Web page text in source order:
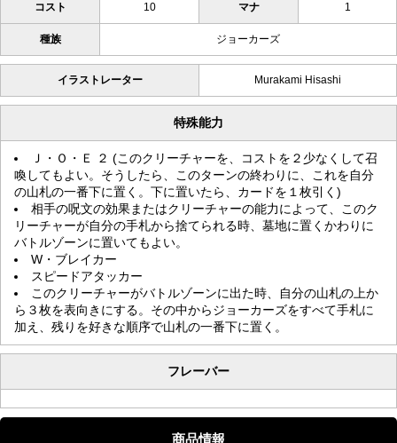
コスト 10 マナ 1
種族 ジョーカーズ
イラストレーター Murakami Hisashi
特殊能力
Ｊ・Ｏ・Ｅ ２ (このクリーチャーを、コストを２少なくして召
喚してもよい。そうしたら、このターンの終わりに、これを自分
の山札の一番下に置く。下に置いたら、カードを１枚引く)
相手の呪文の効果またはクリーチャーの能力によって、このク
リーチャーが自分の手札から捨てられる時、墓地に置くかわりに
バトルゾーンに置いてもよい。
W・ブレイカー
スピードアタッカー
このクリーチャーがバトルゾーンに出た時、自分の山札の上か
ら３枚を表向きにする。その中からジョーカーズをすべて手札に
加え、残りを好きな順序で山札の一番下に置く。
フレーバー
商品情報